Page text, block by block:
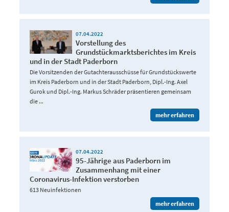
07.04.2022
Vorstellung des
Grundstückmarktsberichtes im Kreis
und in der Stadt Paderborn
Die Vorsitzenden der Gutachterausschüsse für Grundstückswerte
im Kreis Paderborn und in der Stadt Paderborn, Dipl.-Ing. Axel
Gurok und Dipl.-Ing. Markus Schräder präsentieren gemeinsam
die ...
mehr erfahren
07.04.2022
95-Jährige aus Paderborn im
Zusammenhang mit einer
Coronavirus-Infektion verstorben
613 Neuinfektionen
mehr erfahren